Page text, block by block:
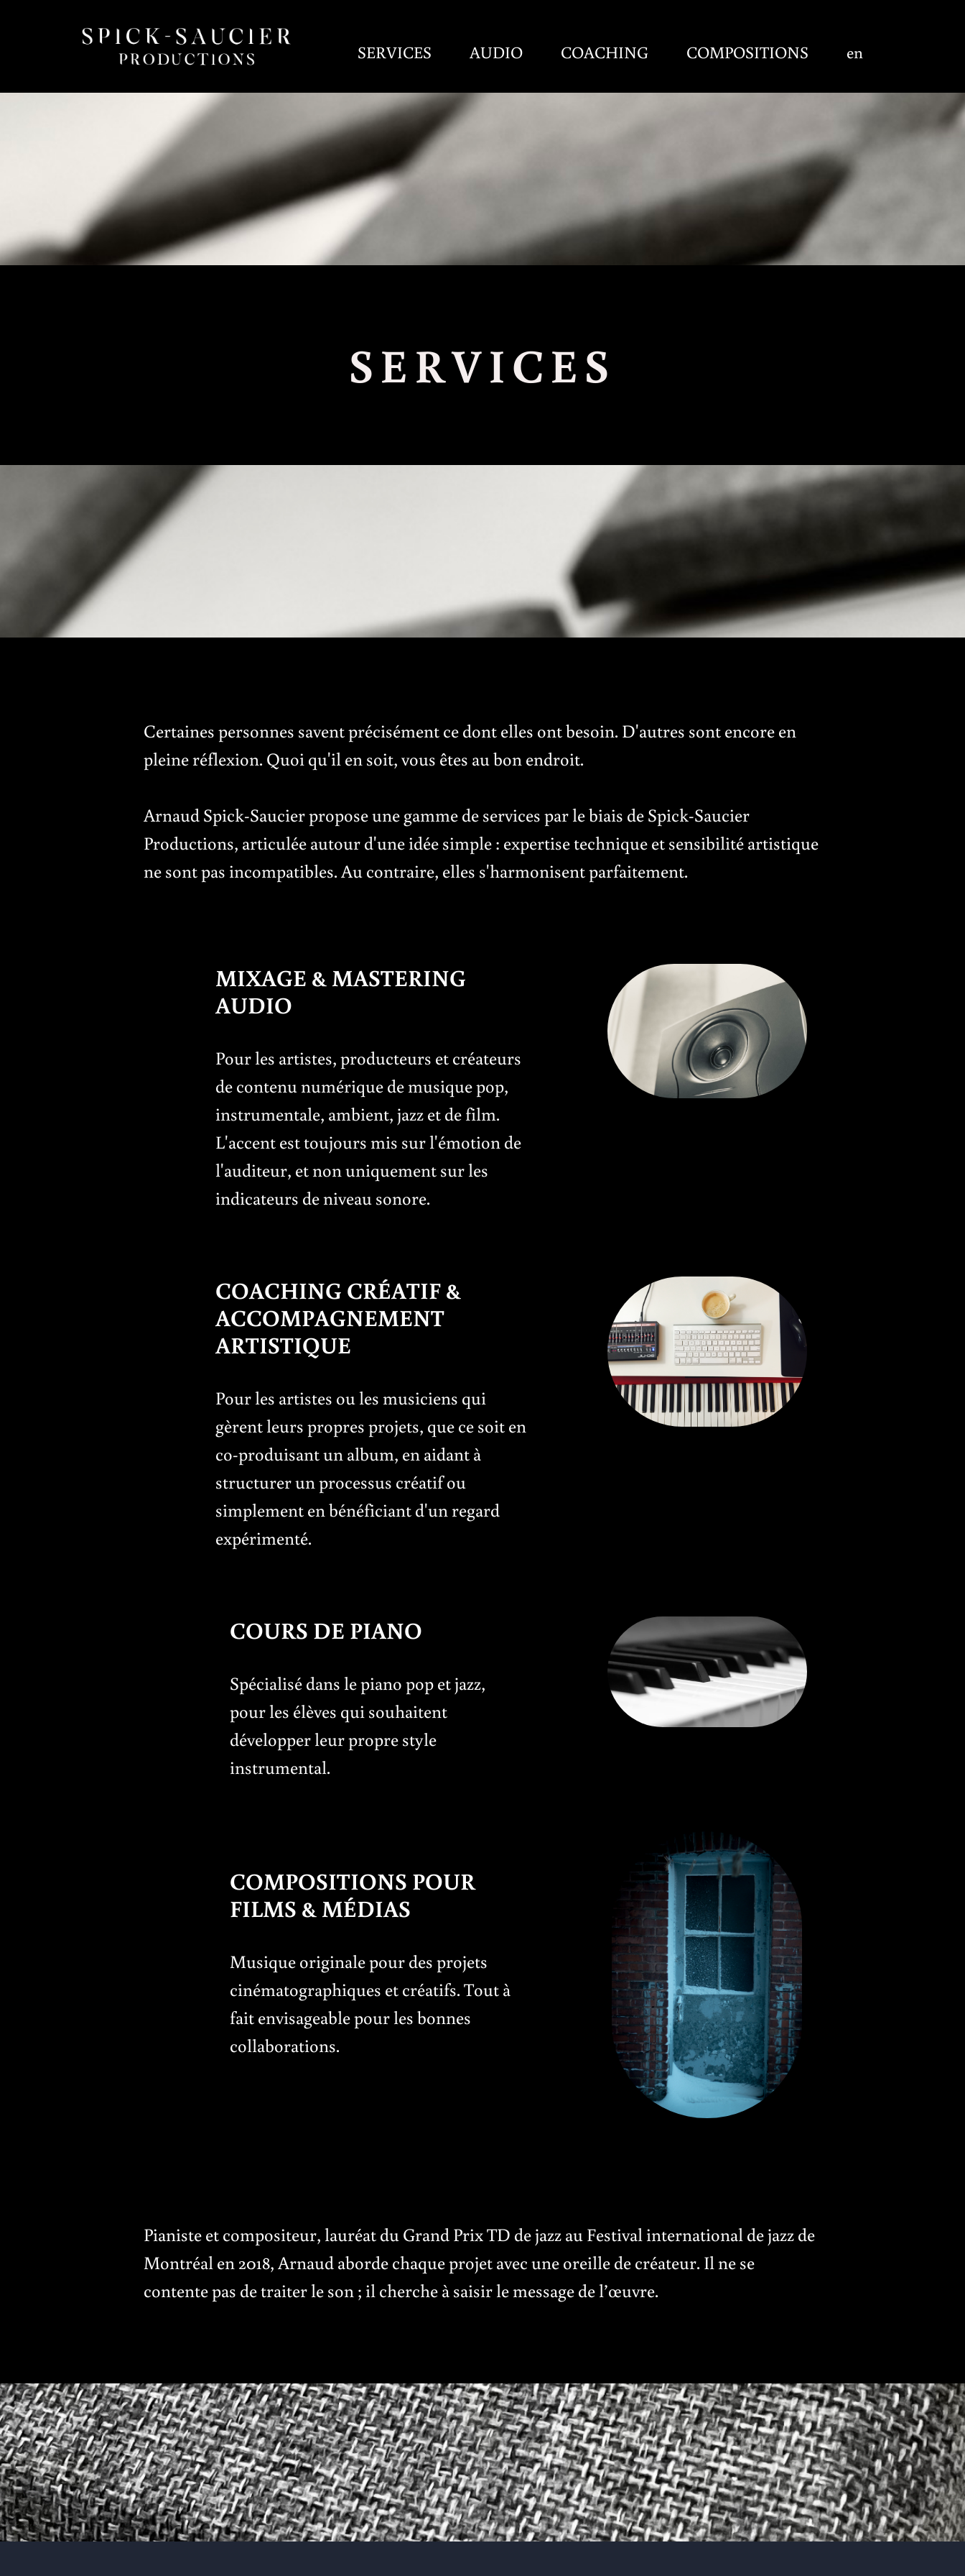
SERVICES AUDIO COACHING COMPOSITIONS en
SERVICES
Certaines personnes savent précisément ce dont elles ont besoin. D'autres sont encore en
pleine réflexion. Quoi qu'il en soit, vous êtes au bon endroit.
Arnaud Spick-Saucier propose une gamme de services par le biais de Spick-Saucier
Productions, articulée autour d'une idée simple : expertise technique et sensibilité artistique
ne sont pas incompatibles. Au contraire, elles s'harmonisent parfaitement.
MIXAGE & MASTERING
AUDIO
Pour les artistes, producteurs et créateurs
de contenu numérique de musique pop,
instrumentale, ambient, jazz et de film.
L'accent est toujours mis sur l'émotion de
l'auditeur, et non uniquement sur les
indicateurs de niveau sonore.
COACHING CRÉATIF &
ACCOMPAGNEMENT
ARTISTIQUE
Pour les artistes ou les musiciens qui
gèrent leurs propres projets, que ce soit en
co-produisant un album, en aidant à
structurer un processus créatif ou
simplement en bénéficiant d'un regard
expérimenté.
COURS DE PIANO
Spécialisé dans le piano pop et jazz,
pour les élèves qui souhaitent
développer leur propre style
instrumental.
COMPOSITIONS POUR
FILMS & MÉDIAS
Musique originale pour des projets
cinématographiques et créatifs. Tout à
fait envisageable pour les bonnes
collaborations.
Pianiste et compositeur, lauréat du Grand Prix TD de jazz au Festival international de jazz de
Montréal en 2018, Arnaud aborde chaque projet avec une oreille de créateur. Il ne se
contente pas de traiter le son ; il cherche à saisir le message de l’œuvre.